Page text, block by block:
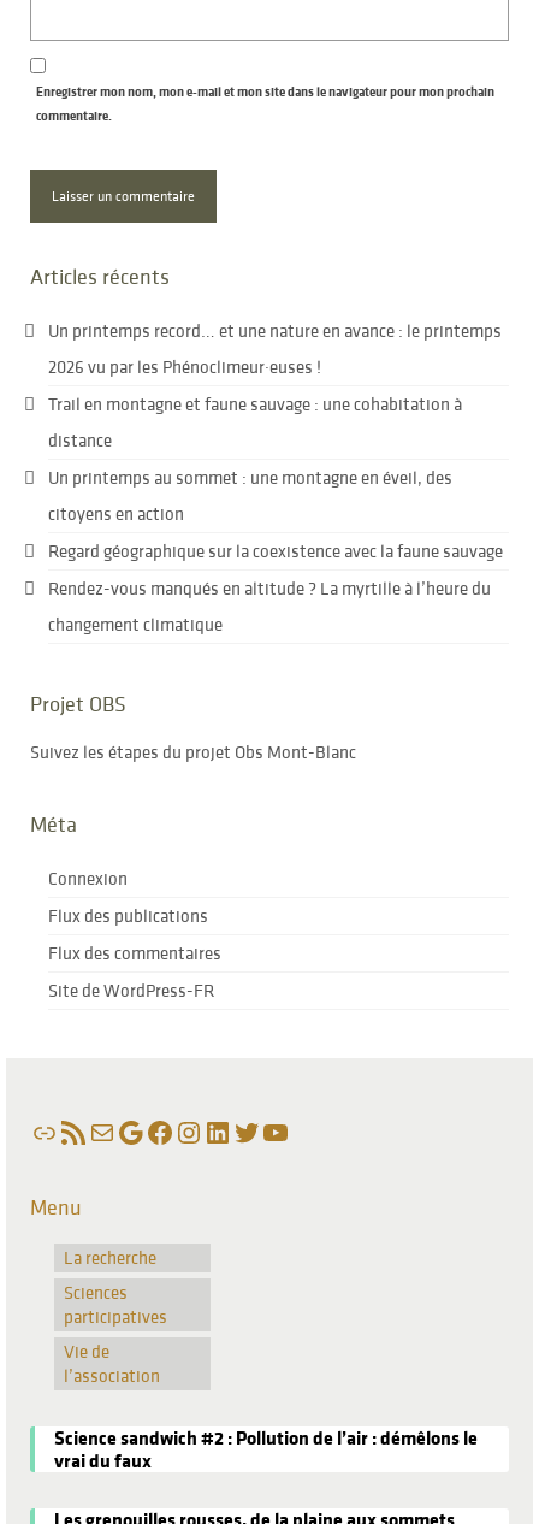
Enregistrer mon nom, mon e-mail et mon site dans le navigateur pour mon prochain
commentaire.
Articles récents
Un printemps record… et une nature en avance : le printemps
2026 vu par les Phénoclimeur·euses !
Trail en montagne et faune sauvage : une cohabitation à
distance
Un printemps au sommet : une montagne en éveil, des
citoyens en action
Regard géographique sur la coexistence avec la faune sauvage
Rendez-vous manqués en altitude ? La myrtille à l’heure du
changement climatique
Projet OBS
Suivez les étapes du projet Obs Mont-Blanc
Méta
Connexion
Flux des publications
Flux des commentaires
Site de WordPress-FR
LienFlux RSSE-mailGoogle
Facebook
Instagram
LinkedIn
Twitter
YouTube
Menu
La recherche
Sciences
participatives
Vie de
l’association
Science sandwich #2 : Pollution de l’air : démêlons le
vrai du faux